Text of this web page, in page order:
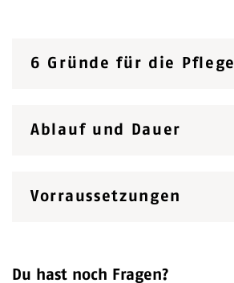
6 Gründe für die Pflege
Ablauf und Dauer
Vorraussetzungen
Du hast noch Fragen?